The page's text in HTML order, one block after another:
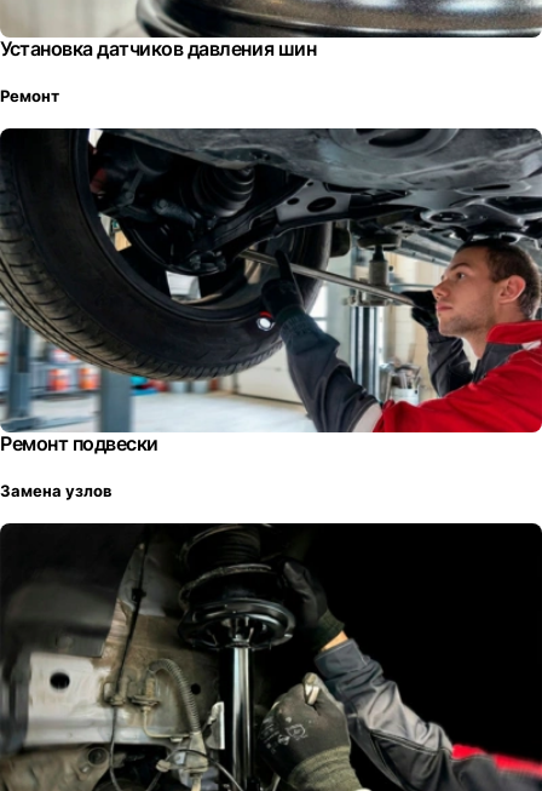
Установка датчиков давления шин
Ремонт
Ремонт подвески
Замена узлов